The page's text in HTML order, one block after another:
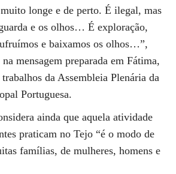
longe e de perto. É ilegal, mas
e os olhos… É exploração,
e baixamos os olhos…”,
mensagem preparada em Fátima,
da Assembleia Plenária da
Portuguesa.
ainda que aquela atividade
praticam no Tejo “é o modo de
famílias, de mulheres, homens e